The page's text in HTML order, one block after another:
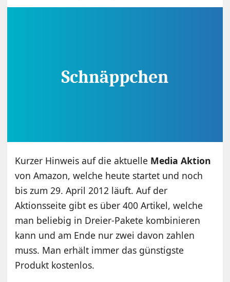
Kurzer Hinweis auf die aktuelle Media Aktion
von Amazon, welche heute startet und noch
bis zum 29. April 2012 läuft. Auf der
Aktionsseite gibt es über 400 Artikel, welche
man beliebig in Dreier-Pakete kombinieren
kann und am Ende nur zwei davon zahlen
muss. Man erhält immer das günstigste
Produkt kostenlos.